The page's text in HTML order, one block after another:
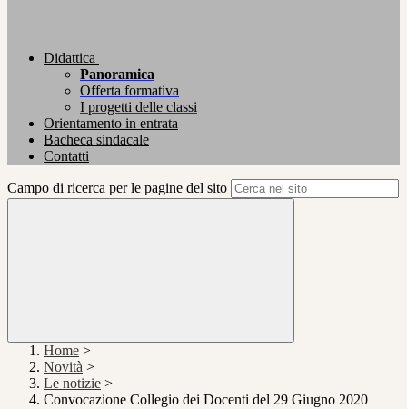
Didattica
Panoramica
Offerta formativa
I progetti delle classi
Orientamento in entrata
Bacheca sindacale
Contatti
Campo di ricerca per le pagine del sito
Home >
Novità >
Le notizie >
Convocazione Collegio dei Docenti del 29 Giugno 2020